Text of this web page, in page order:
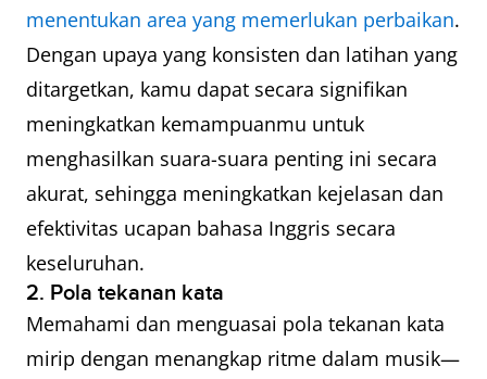
menentukan area yang memerlukan perbaikan.
Dengan upaya yang konsisten dan latihan yang
ditargetkan, kamu dapat secara signifikan
meningkatkan kemampuanmu untuk
menghasilkan suara-suara penting ini secara
akurat, sehingga meningkatkan kejelasan dan
efektivitas ucapan bahasa Inggris secara
keseluruhan.
2. Pola tekanan kata
Memahami dan menguasai pola tekanan kata
mirip dengan menangkap ritme dalam musik—